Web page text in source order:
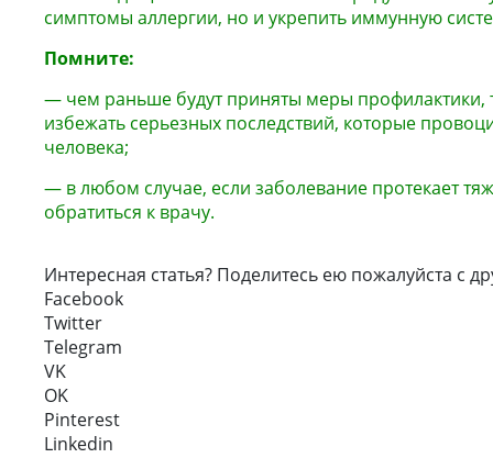
симптомы аллергии, но и укрепить иммунную
Помните:
— чем раньше будут приняты меры профилактики,
избежать серьезных последствий, которые
человека;
— в любом случае, если заболевание протекает
обратиться к врачу.
Интересная статья? Поделитесь ею пожалуйста с
Facebook
Twitter
Telegram
VK
OK
Pinterest
Linkedin